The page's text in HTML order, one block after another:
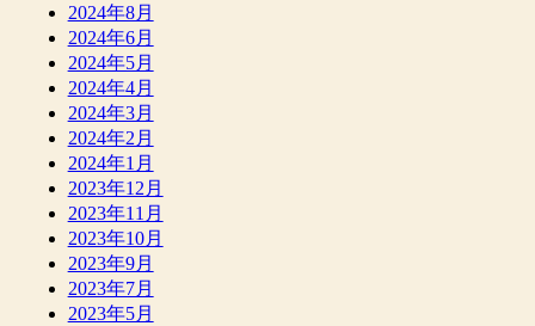
2024年8月
2024年6月
2024年5月
2024年4月
2024年3月
2024年2月
2024年1月
2023年12月
2023年11月
2023年10月
2023年9月
2023年7月
2023年5月